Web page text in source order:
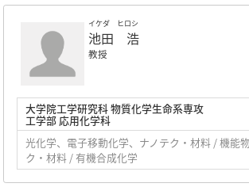
イケダ ヒロシ
池田 浩
教授
大学院工学研究科 物質化学生命系専攻
工学部 応用化学科
光化学、電子移動化学、ナノテク・材料 / 機能
ク・材料 / 有機合成化学